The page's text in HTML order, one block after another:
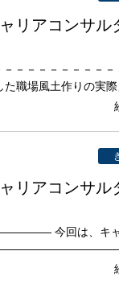
リアコンサル
－－－－－－－－－
職場風土作りの実際
リアコンサル
回は、キャリ